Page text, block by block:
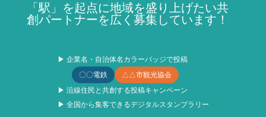
「駅」を起点に地域を盛り上げたい共
創パートナーを広く募集しています！
▶ 企業名・自治体名カラーバッジで投稿
〇〇電鉄
△△市観光協会
▶ 沿線住民と共創する投稿キャンペーン
▶ 全国から集客できるデジタルスタンプラリー